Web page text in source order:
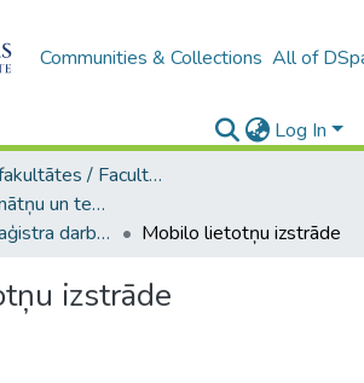
Communities & Collections All of
Log In
B4 – LU fakultātes / Faculties of the UL
A -- Eksakto zinātņu un tehnoloģiju fakultāte / Faculty of Science and Technology
Bakalaura un maģistra darbi (EZTF) / Bachelor's and Master's theses
Mobilo lietotņu izstrāde
izstrāde